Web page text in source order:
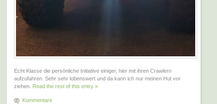
Echt Klasse die persönliche Initiative einiger, hier mit ihren Crawlern
aufzufahren. Sehr sehr lobenswert und da kann ich nur meinen Hut vor
ziehen. Read the rest of this entry »
Kommentare